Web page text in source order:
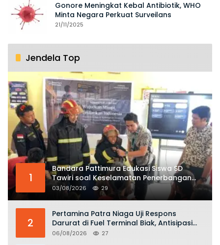
Gonore Meningkat Kebal Antibiotik, WHO
Minta Negara Perkuat Surveilans
21/11/2025
Jendela Top
1
Bandara Pattimura Edukasi Siswa SD
Tawiri soal Keselamatan Penerbangan
dan Bahaya Bermain Layang-layang di
KKOP
03/08/2026 29
2
Pertamina Patra Niaga Uji Respons
Darurat di Fuel Terminal Biak, Antisipasi
Risiko Kebakaran dan Tumpahan BBM
06/08/2026 27